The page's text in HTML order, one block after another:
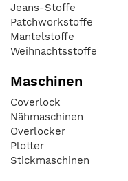
Jeans-Stoffe
Patchworkstoffe
Mantelstoffe
Weihnachtsstoffe
Maschinen
Coverlock
Nähmaschinen
Overlocker
Plotter
Stickmaschinen